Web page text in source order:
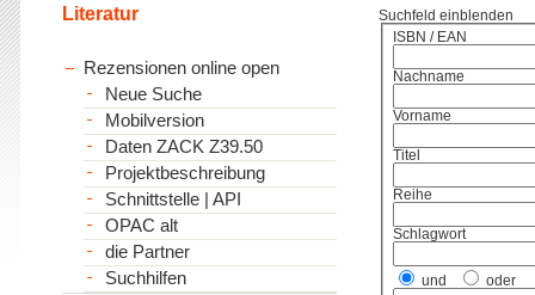
Suchfeld einblenden
ISBN / EAN
Nachname
Vorname
Titel
Reihe
Schlagwort
und oder
Literatur
Rezensionen online open
Neue Suche
Mobilversion
Daten ZACK Z39.50
Projektbeschreibung
Schnittstelle | API
OPAC alt
die Partner
Suchhilfen